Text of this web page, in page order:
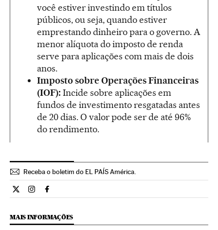
você estiver investindo em títulos
públicos, ou seja, quando estiver
emprestando dinheiro para o governo. A
menor alíquota do imposto de renda
serve para aplicações com mais de dois
anos.
Imposto sobre Operações Financeiras
(IOF): Incide sobre aplicações em
fundos de investimento resgatadas antes
de 20 dias. O valor pode ser de até 96%
do rendimento.
Receba o boletim do EL PAÍS América.
Economia El País Brasil en Twitter
Economia El País Brasil en Instagram
Economia El País Brasil en Facebook
MAIS INFORMAÇÕES